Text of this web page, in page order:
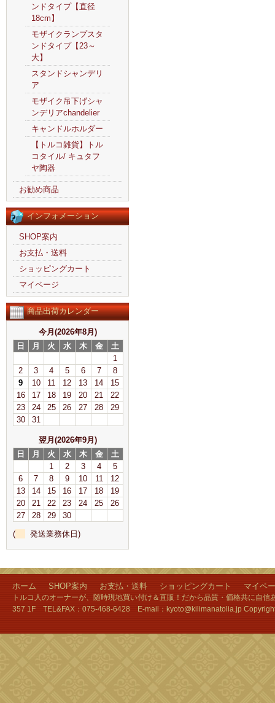
ンドタイプ【直径
18cm】
モザイクランプスタ
ンドタイプ【23～
大】
スタンドシャンデリ
ア
モザイク吊下げシャ
ンデリアchandelier
キャンドルホルダー
【トルコ雑貨】トル
コタイル/ キュタフ
ヤ陶器
お勧め商品
インフォメーション
SHOP案内
お支払・送料
ショッピングカート
マイページ
商品出荷カレンダー
今月(2026年8月)
日
月 火 水 木 金
土
1
2
3 4 5 6 7
8
9
10 11 12 13 14
15
16
17 18 19 20 21
22
23
24 25 26 27 28
29
30
31
翌月(2026年9月)
日
月 火 水 木 金
土
1
2 3 4
5
6
7 8 9 10 11
12
13
14 15 16 17 18
19
20
21 22 23 24 25
26
27
28 29
30
(
発送業務休日)
ホーム SHOP案内 お支払・送料 ショッピングカート マイペ
トルコ人のオーナーが、随時現地買い付け＆直販！だから品質・価格共に自
357 1F TEL&FAX：075-468-6428 E-mail：kyoto@kilimanatolia.jp